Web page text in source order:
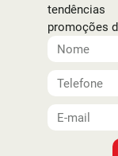
promoções